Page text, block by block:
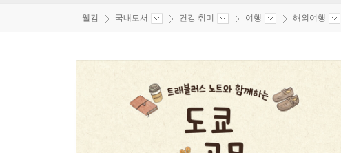
웰컴 국내도서 건강 취미 여행 해외여행